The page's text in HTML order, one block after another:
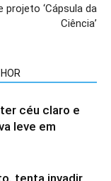
projeto ‘Cápsula da
Ciência’
céu claro e
leve em